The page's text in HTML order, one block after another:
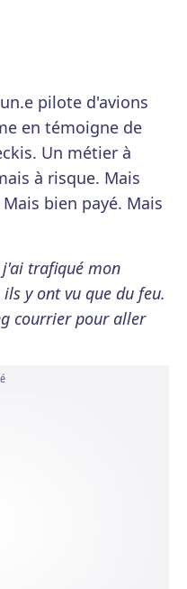
pilote d'avions
en témoigne de
Un métier à
à risque. Mais
bien payé. Mais
j'ai trafiqué mon
y ont vu que du feu.
courrier pour aller